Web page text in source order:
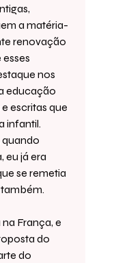
a matéria-
renovação
nos
educação
escritas que
infantil.
quando
eu já era
se remetia
França, e
do
do